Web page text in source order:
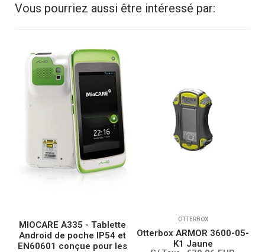
Vous pourriez aussi être intéressé par:
MIOCARE A335 - Tablette
Android de poche IP54 et
EN60601 conçue pour les
OTTERBOX
Otterbox ARMOR 3600-05-
K1 Jaune